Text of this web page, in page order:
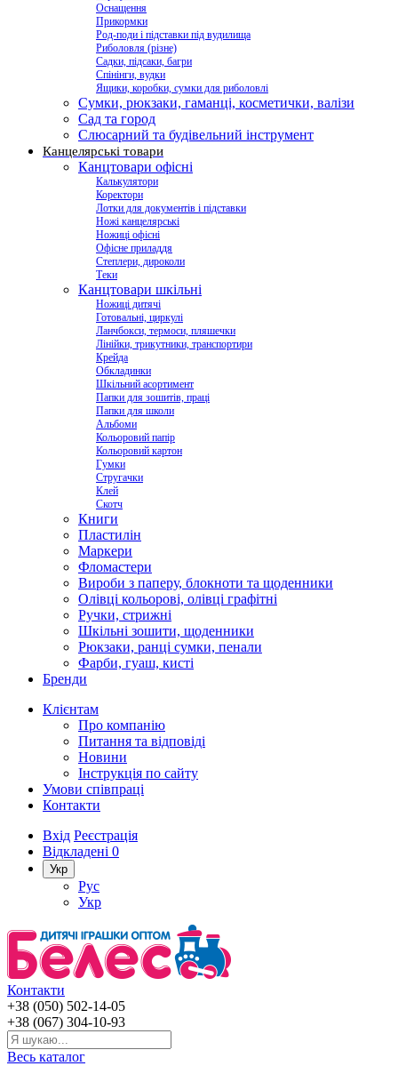
Оснащення
Прикормки
Род-поди і підставки під вудилища
Риболовля (різне)
Садки, підсаки, багри
Спінінги, вудки
Ящики, коробки, сумки для риболовлі
Сумки, рюкзаки, гаманці, косметички, валізи
Сад та город
Слюсарний та будівельний інструмент
Канцелярські товари
Канцтовари офісні
Калькулятори
Коректори
Лотки для документів і підставки
Ножі канцелярські
Ножиці офісні
Офісне приладдя
Степлери, дироколи
Теки
Канцтовари шкільні
Ножиці дитячі
Готовальні, циркулі
Ланчбокси, термоси, пляшечки
Лінійки, трикутники, транспортири
Крейда
Обкладинки
Шкільний асортимент
Папки для зошитів, праці
Папки для школи
Альбоми
Кольоровий папір
Кольоровий картон
Гумки
Стругачки
Клей
Скотч
Книги
Пластилін
Маркери
Фломастери
Вироби з паперу, блокноти та щоденники
Олівці кольорові, олівці графітні
Ручки, стрижні
Шкільні зошити, щоденники
Рюкзаки, ранці сумки, пенали
Фарби, гуаш, кисті
Бренди
Клієнтам
Про компанію
Питання та відповіді
Новини
Інструкція по сайту
Умови співпраці
Контакти
Вхід Реєстрація
Відкладені 0
Укр
Рус
Укр
Контакти
+38 (050) 502-14-05
+38 (067) 304-10-93
Весь каталог